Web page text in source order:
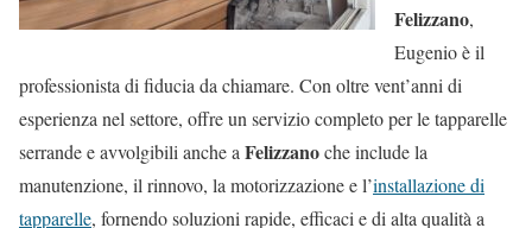
Felizzano,
Eugenio è il
professionista di fiducia da chiamare. Con oltre vent’anni di
esperienza nel settore, offre un servizio completo per le tapparelle
serrande e avvolgibili anche a Felizzanoche include la
manutenzione, il rinnovo, la motorizzazione e l’installazione di
tapparelle, fornendo soluzioni rapide, efficaci e di alta qualità a